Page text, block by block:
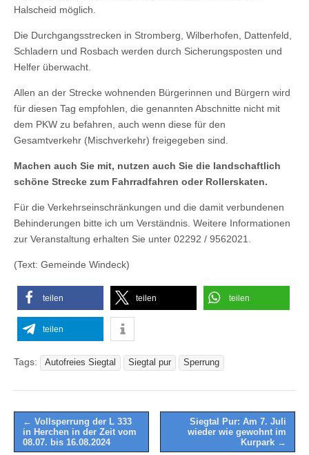
Halscheid möglich.
Die Durchgangsstrecken in Stromberg, Wilberhofen, Dattenfeld,
Schladern und Rosbach werden durch Sicherungsposten und
Helfer überwacht.
Allen an der Strecke wohnenden Bürgerinnen und Bürgern wird
für diesen Tag empfohlen, die genannten Abschnitte nicht mit
dem PKW zu befahren, auch wenn diese für den
Gesamtverkehr (Mischverkehr) freigegeben sind.
Machen auch Sie mit, nutzen auch Sie die landschaftlich
schöne Strecke zum Fahrradfahren oder Rollerskaten.
Für die Verkehrseinschränkungen und die damit verbundenen
Behinderungen bitte ich um Verständnis. Weitere Informationen
zur Veranstaltung erhalten Sie unter 02292 / 9562021.
(Text: Gemeinde Windeck)
teilen teilen teilen
teilen
Tags: Autofreies Siegtal Siegtal pur Sperrung
Post
navigation
← Vollsperrung der L 333
in Herchen in der Zeit vom
08.07. bis 16.08.2024
Siegtal Pur: Am 7. Juli
wieder wie gewohnt im
Kurpark →